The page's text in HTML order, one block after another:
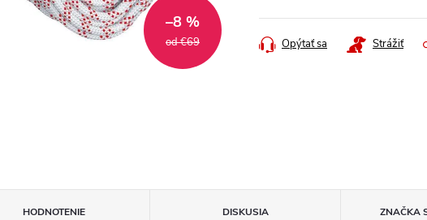
od €69
–8 %
cena:
Opýtať sa Strážiť
HODNOTENIE DISKUSIA ZNAČKA